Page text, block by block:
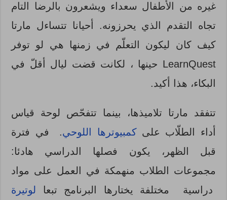
غيره من الأطفال سعداء ويشعرون بالرضا التام
تجاه التقدم الذي يحرزونه. أحيانا تتساءل مارتا
كيف كان ليكون التعلّم في زمنها هي لو توفر
LearnQuest حينها ، لكانت قضت ليال أقلّ في
البكاء، هذا أكيد.
تتفقد مارتا تلاميذها، بينما تتفحّص لوحة قياس
أداء الطلّاب علىكمبيوترها اللوحي. في فترة
قبل الظهر، يكون فصلها الدراسي هادئا:
مجموعات الطلاب منهمكة في العمل على مواد
دراسية مختلفة يختارها البرنامج تبعا لوتيرة